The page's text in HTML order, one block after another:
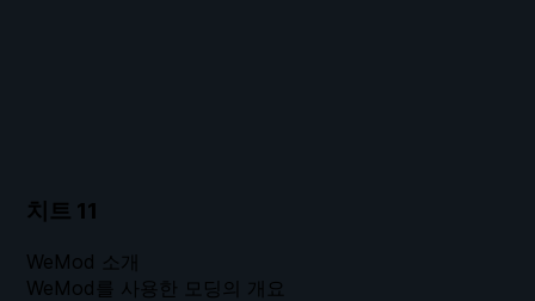
치트 11
WeMod 소개
WeMod를 사용한 모딩의 개요